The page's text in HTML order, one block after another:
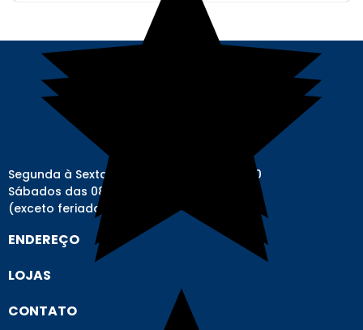
Segunda à Sexta-feira das 08h00 às 17h00
Sábados das 08h00 às 12h00
(exceto feriados)
ENDEREÇO
LOJAS
CONTATO